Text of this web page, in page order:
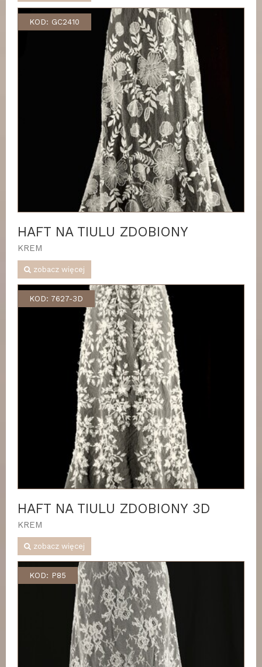
KOD: GC2410
HAFT NA TIULU ZDOBIONY
KREM
zobacz więcej
KOD: 7627-3D
HAFT NA TIULU ZDOBIONY 3D
KREM
zobacz więcej
KOD: P85